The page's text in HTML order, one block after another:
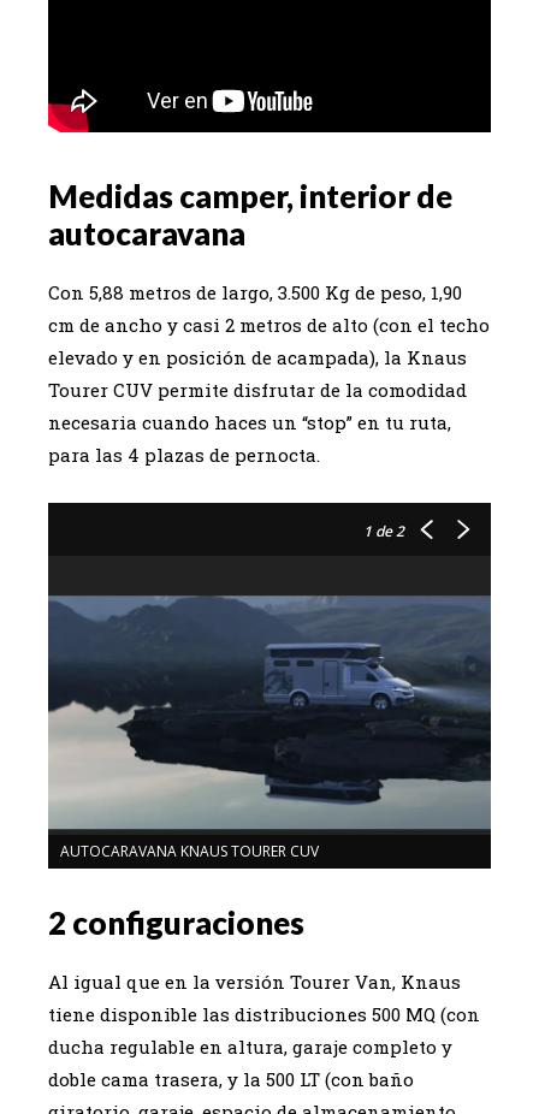
Medidas camper, interior de
autocaravana
Con 5,88 metros de largo, 3.500 Kg de peso, 1,90
cm de ancho y casi 2 metros de alto (con el techo
elevado y en posición de acampada), la Knaus
Tourer CUV permite disfrutar de la comodidad
necesaria cuando haces un “stop” en tu ruta,
para las 4 plazas de pernocta.
1 de 2
AUTOCARAVANA KNAUS TOURER CUV
2 configuraciones
Al igual que en la versión Tourer Van, Knaus
tiene disponible las distribuciones 500 MQ (con
ducha regulable en altura, garaje completo y
doble cama trasera, y la 500 LT (con baño